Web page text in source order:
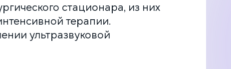
стационара, из них
терапии.
ультразвуковой